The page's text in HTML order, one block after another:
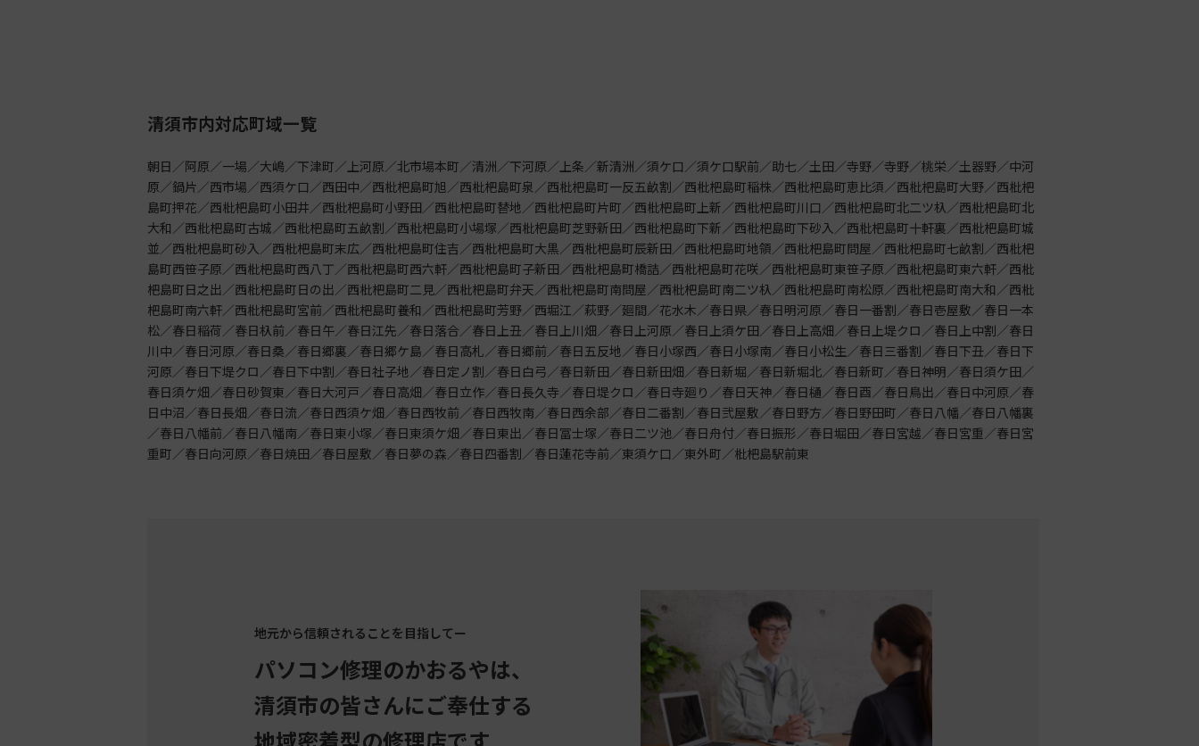
清須市内対応町域一覧
朝日／阿原／一場／大嶋／下津町／上河原／北市場本町／清洲／下河原／上条／新清洲／須ケ口／須ケ口駅前／助七／土田／寺野／寺野／桃栄／土器野／中河
原／鍋片／西市場／西須ケ口／西田中／西枇杷島町旭／西枇杷島町泉／西枇杷島町一反五畝割／西枇杷島町稲株／西枇杷島町恵比須／西枇杷島町大野／西枇杷
島町押花／西枇杷島町小田井／西枇杷島町小野田／西枇杷島町替地／西枇杷島町片町／西枇杷島町上新／西枇杷島町川口／西枇杷島町北二ツ杁／西枇杷島町北
大和／西枇杷島町古城／西枇杷島町五畝割／西枇杷島町小場塚／西枇杷島町芝野新田／西枇杷島町下新／西枇杷島町下砂入／西枇杷島町十軒裏／西枇杷島町城
並／西枇杷島町砂入／西枇杷島町末広／西枇杷島町住吉／西枇杷島町大黒／西枇杷島町辰新田／西枇杷島町地領／西枇杷島町問屋／西枇杷島町七畝割／西枇杷
島町西笹子原／西枇杷島町西八丁／西枇杷島町西六軒／西枇杷島町子新田／西枇杷島町橋詰／西枇杷島町花咲／西枇杷島町東笹子原／西枇杷島町東六軒／西枇
杷島町日之出／西枇杷島町日の出／西枇杷島町二見／西枇杷島町弁天／西枇杷島町南問屋／西枇杷島町南二ツ杁／西枇杷島町南松原／西枇杷島町南大和／西枇
杷島町南六軒／西枇杷島町宮前／西枇杷島町養和／西枇杷島町芳野／西堀江／萩野／廻間／花水木／春日県／春日明河原／春日一番割／春日壱屋敷／春日一本
松／春日稲荷／春日杁前／春日午／春日江先／春日落合／春日上丑／春日上川畑／春日上河原／春日上須ケ田／春日上高畑／春日上堤クロ／春日上中割／春日
川中／春日河原／春日桑／春日郷裏／春日郷ケ島／春日高札／春日郷前／春日五反地／春日小塚西／春日小塚南／春日小松生／春日三番割／春日下丑／春日下
河原／春日下堤クロ／春日下中割／春日社子地／春日定ノ割／春日白弓／春日新田／春日新田畑／春日新堀／春日新堀北／春日新町／春日神明／春日須ケ田／
春日須ケ畑／春日砂賀東／春日大河戸／春日高畑／春日立作／春日長久寺／春日堤クロ／春日寺廻り／春日天神／春日樋／春日酉／春日鳥出／春日中河原／春
日中沼／春日長畑／春日流／春日西須ケ畑／春日西牧前／春日西牧南／春日西余部／春日二番割／春日弐屋敷／春日野方／春日野田町／春日八幡／春日八幡裏
／春日八幡前／春日八幡南／春日東小塚／春日東須ケ畑／春日東出／春日冨士塚／春日二ツ池／春日舟付／春日振形／春日堀田／春日宮越／春日宮重／春日宮
重町／春日向河原／春日焼田／春日屋敷／春日夢の森／春日四番割／春日蓮花寺前／東須ケ口／東外町／枇杷島駅前東
地元から信頼されることを目指してー
パソコン修理のかおるやは、
清須市の皆さんにご奉仕する